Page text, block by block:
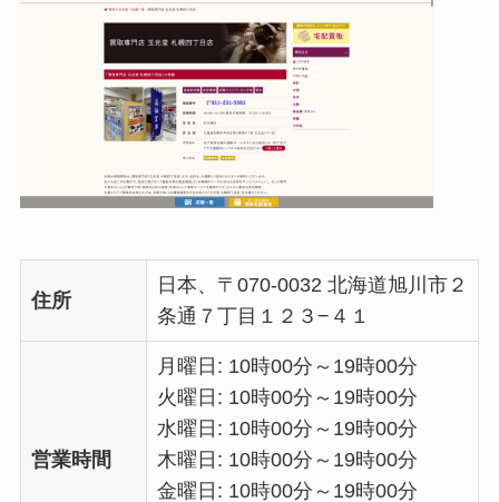
住所
日本、〒070-0032 北海道旭川市２
条通７丁目１２３−４１
営業時間
月曜日: 10時00分～19時00分
火曜日: 10時00分～19時00分
水曜日: 10時00分～19時00分
木曜日: 10時00分～19時00分
金曜日: 10時00分～19時00分